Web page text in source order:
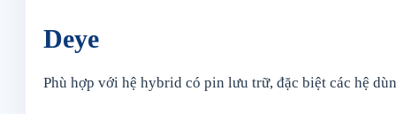
Deye
Phù hợp với hệ hybrid có pin lưu trữ, đặc biệt các hệ